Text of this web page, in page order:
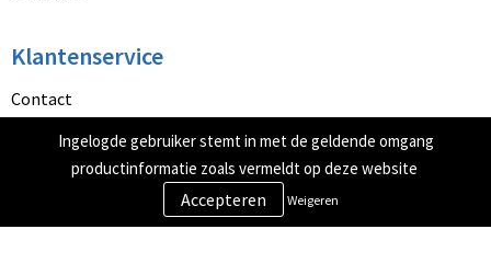
Klantenservice
Contact
Betaalmethoden
Retourneren
Veilig winkelen
Ingelogde gebruiker stemt in met de geldende omgang
productinformatie zoals vermeldt op deze website
Weigeren